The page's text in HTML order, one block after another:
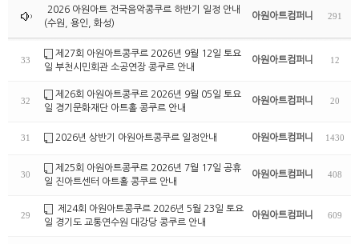
2026 아원아트 전국음악콩쿠르 하반기 일정 안내
(수원, 용인, 화성)
아원아트컴퍼니 291
33
제27회 아원아트콩쿠르 2026년 9월 12일 토요
일 부천시민회관 소공연장 콩쿠르 안내
아원아트컴퍼니 12
32
제26회 아원아트콩쿠르 2026년 9월 05일 토요
일 경기문화재단 아트홀 콩쿠르 안내
아원아트컴퍼니 20
31 2026년 상반기 아원아트콩쿠르 일정안내 아원아트컴퍼니 1430
30
제25회 아원아트콩쿠르 2026년 7월 17일 공휴
일 진아트센터 아트홀 콩쿠르 안내
아원아트컴퍼니 408
29
제24회 아원아트콩쿠르 2026년 5월 23일 토요
일 경기도 교통연수원 대강당 콩쿠르 안내
아원아트컴퍼니 609